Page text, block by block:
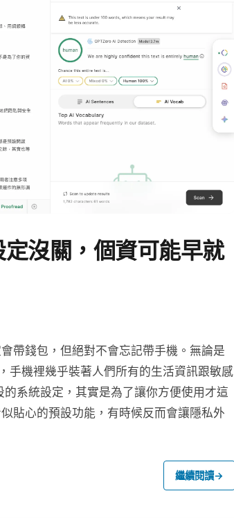
沒關，個資可能早就
帶錢包，但絕對不會忘記帶手機。無論是
手機裡幾乎裝著人們所有的生活資訊跟敏感
系統設定，其實是為了讓你方便使用才這
貼心的預設功能，有時候反而會讓隱私外
繼續閱讀→